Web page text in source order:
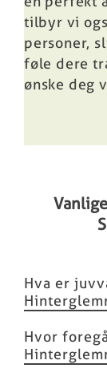
tilbyr vi
personer,
føle dere
ønske deg
Hva er
Hvor